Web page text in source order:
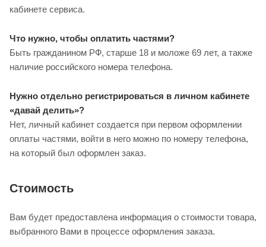
кабинете сервиса.
Что нужно, чтобы оплатить частями?
Быть гражданином РФ, старше 18 и моложе 69 лет, а также
наличие российского номера телефона.
Нужно отдельно регистрироваться в личном кабинете
«давай делить»?
Нет, личный кабинет создается при первом оформлении
оплаты частями, войти в него можно по номеру телефона,
на который был оформлен заказ.
Стоимость
Вам будет предоставлена информация о стоимости товара,
выбранного Вами в процессе оформления заказа.